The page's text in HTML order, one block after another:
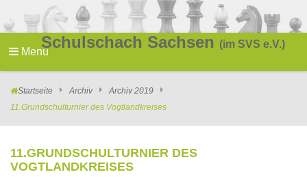
Schulschach Sachsen (im SVS e.V.)
Menu
Startseite Archiv
Archiv 2019
11.Grundschulturnier des Vogtlandkreises
11.GRUNDSCHULTURNIER DES
VOGTLANDKREISES